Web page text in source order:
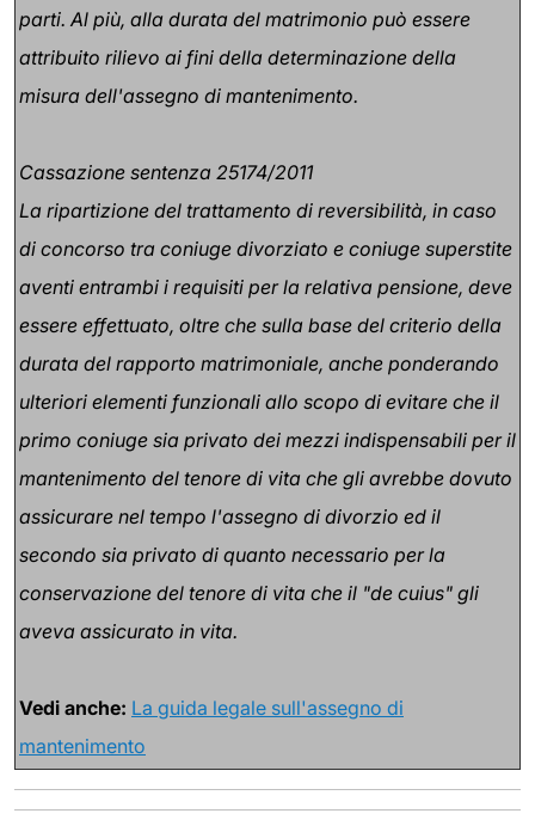
parti. Al più, alla durata del matrimonio può essere
attribuito rilievo ai fini della determinazione della
misura dell'assegno di mantenimento.
Cassazione sentenza 25174/2011
La ripartizione del trattamento di reversibilità, in caso
di concorso tra coniuge divorziato e coniuge superstite
aventi entrambi i requisiti per la relativa pensione, deve
essere effettuato, oltre che sulla base del criterio della
durata del rapporto matrimoniale, anche ponderando
ulteriori elementi funzionali allo scopo di evitare che il
primo coniuge sia privato dei mezzi indispensabili per il
mantenimento del tenore di vita che gli avrebbe dovuto
assicurare nel tempo l'assegno di divorzio ed il
secondo sia privato di quanto necessario per la
conservazione del tenore di vita che il "de cuius" gli
aveva assicurato in vita.
Vedi anche: La guida legale sull'assegno di
mantenimento